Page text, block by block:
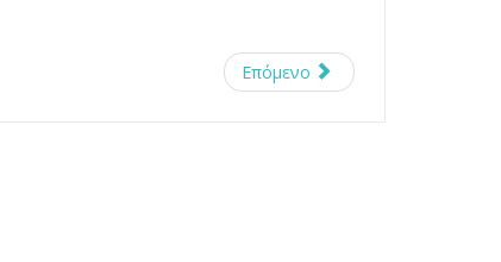
Επόμενο